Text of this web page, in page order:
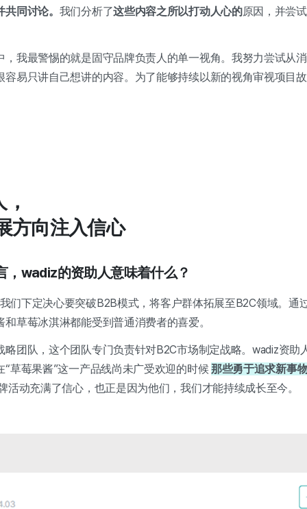
同讨论。 我们分析了这些内容之所以打动人心的原因，并尝
，我最警惕的就是固守品牌负责人的单一视角。我努力尝试从
容易只讲自己想讲的内容。为了能够持续以新的视角审视项目
方向注入信心
，wadiz的资助人意味着什么？
们下定决心要突破B2B模式，将客户群体拓展至B2C领域。通
草莓冰淇淋都能受到普通消费者的喜爱。
团队，这个团队专门负责针对B2C市场制定战略。wadiz资助
草莓果酱”这一产品线尚未广受欢迎的时候 那些勇于追求新事
活动充满了信心，也正是因为他们，我们才能持续成长至今。